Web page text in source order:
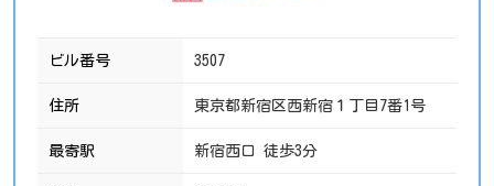
ビル番号 3507
住所 東京都新宿区西新宿１丁目7番1号
最寄駅 新宿西口 徒歩3分